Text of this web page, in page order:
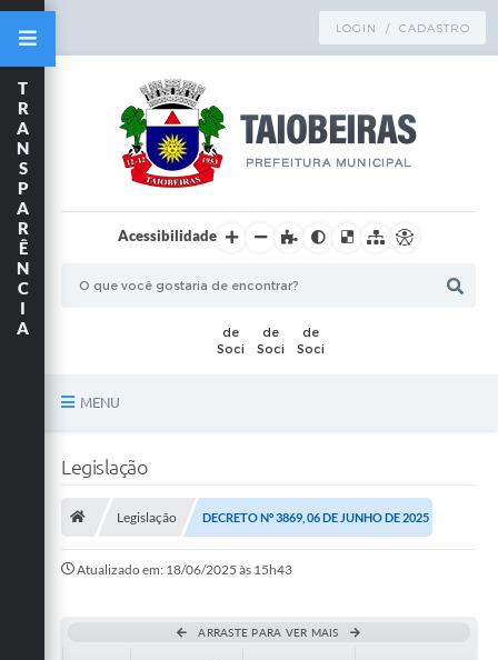
LOGIN / CADASTRO
Acessibilidade
MENU
T
R
A
N
S
P
A
R
Ê
N
C
I
A
Legislação
Legislação DECRETO Nº 3869, 06 DE JUNHO DE 2025
Atualizado em: 18/06/2025 às 15h43
ARRASTE PARA VER MAIS